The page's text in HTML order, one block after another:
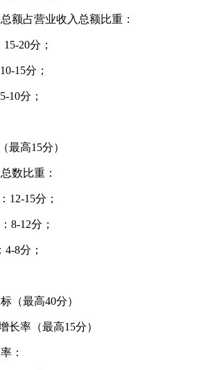
占营业收入总额比重：
20分；
15分；
分；
高15分）
数比重：
15分；
12分；
8分；
最高40分）
率（最高15分）
：